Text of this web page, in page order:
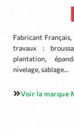
Fabricant
travaux :
plantation,
nivelage, sablage…
Voir la marque